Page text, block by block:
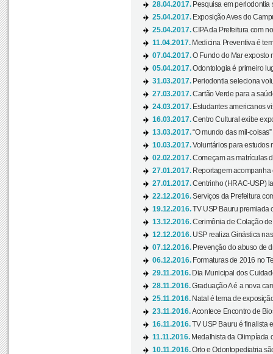
28.04.2017. Pesquisa em periodontia
25.04.2017. Exposição Aves do
25.04.2017.CIPA da Prefeitura com
11.04.2017. Medicina Preventiva é
07.04.2017.O Fundo do Mar exposto
05.04.2017.Odontologia é primeiro
31.03.2017. Periodontia seleciona
27.03.2017.Cartão Verde para a
24.03.2017. Estudantes americanos
16.03.2017.Centro Cultural exibe
13.03.2017.“O mundo das mil-
10.03.2017.Voluntários para estudos
02.02.2017.Começam as matrículas
27.01.2017. Reportagem
27.01.2017.Centrinho (HRAC-USP)
22.12.2016.Serviços da Prefeitura
19.12.2016.TV USP Bauru premiada
13.12.2016.Cerimônia de Colação
12.12.2016. USP realiza Ginástica
07.12.2016. Prevenção do abuso de
06.12.2016. Formaturas de 2016 no
29.11.2016. Dia Municipal dos
28.11.2016.Graduação A é a nova
25.11.2016. Natal é tema de
23.11.2016.Acontece Encontro de
16.11.2016.TV USP Bauru é finalista
11.11.2016. Medalhista da Olimpíada
10.11.2016.Orto e Odontopediatria